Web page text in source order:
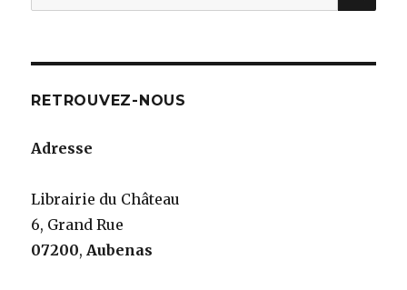
pour
RETROUVEZ-NOUS
Adresse
Librairie du Château
6, Grand Rue
07200, Aubenas